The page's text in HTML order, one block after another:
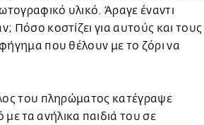
υλικό. Άραγε έναντι
Πόσο κοστίζει για αυτούς και τους
που θέλουν με το ζόρι να
του πληρώματος κατέγραψε
τα ανήλικα παιδιά του σε